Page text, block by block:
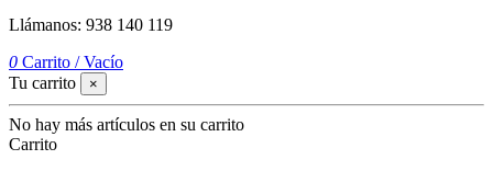
Llámanos: 938 140 119
0 Carrito /Vacío
Tu carrito
×
No hay más artículos en su carrito
Carrito